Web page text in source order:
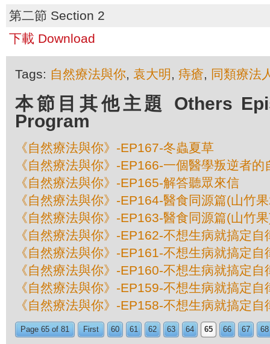
第二節 Section 2
下載 Download
Tags: 自然療法與你, 袁大明 , 痔瘡, 同類療法
本節目其他主題 Others
Program
《自然療法與你》-EP167-冬蟲夏草
《自然療法與你》-EP166-一個醫學叛逆者的
《自然療法與你》-EP165-解答聽眾來信
《自然療法與你》-EP164-醫食同源篇(山竹
《自然療法與你》-EP163-醫食同源篇(山竹
《自然療法與你》-EP162-不想生病就搞定自
《自然療法與你》-EP161-不想生病就搞定自
《自然療法與你》-EP160-不想生病就搞定自
《自然療法與你》-EP159-不想生病就搞定自
《自然療法與你》-EP158-不想生病就搞定自
Page 65 of 81 First 60 61 62 63 64 65 66 67 68